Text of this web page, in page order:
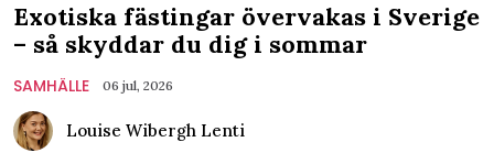
Exotiska fästingar övervakas i Sverige
– så skyddar du dig i sommar
SAMHÄLLE 06 jul, 2026
Louise Wibergh Lenti